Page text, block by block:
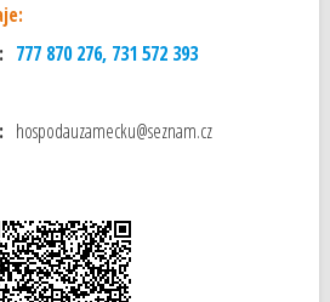
777 870 276, 731 572 393
hospodauzamecku@seznam.cz